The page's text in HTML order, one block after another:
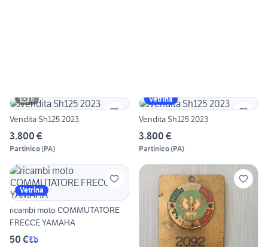
6
Vendita Sh125 2023
3.800 €
Partinico(PA)
Vetrina
Vendita Sh125 2023
3.800 €
Partinico(PA)
Vetrina
ricambi moto COMMUTATORE
FRECCE YAMAHA
50 €